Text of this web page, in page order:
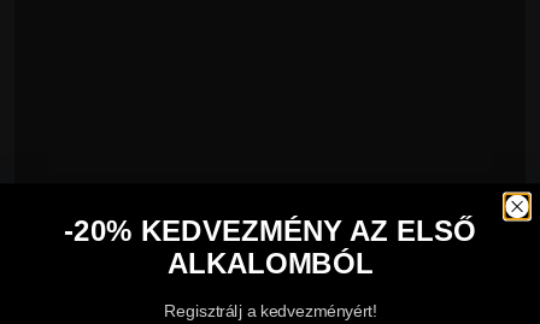
-20% KEDVEZMÉNY AZ ELSŐ
ALKALOMBÓL
Regisztrálj a kedvezményért!